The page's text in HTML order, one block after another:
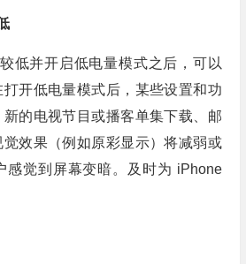
低并开启低电量模式之后，可以
开低电量模式后，某些设置和功
的电视节目或播客单集下载、邮
效果（例如原彩显示）将减弱或
感觉到屏幕变暗。及时为 iPhone